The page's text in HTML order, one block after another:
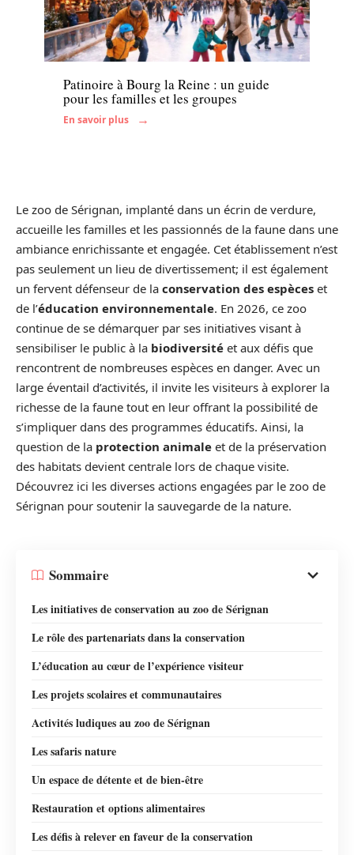
Famille
Patinoire à Bourg la Reine : un guide
pour les familles et les groupes
En savoir plus
Le zoo de Sérignan, implanté dans un écrin de verdure,
accueille les familles et les passionnés de la faune dans une
ambiance enrichissante et engagée. Cet établissement n’est
pas seulement un lieu de divertissement; il est également
un fervent défenseur de la conservation des espèces et
de l’éducation environnementale. En 2026, ce zoo
continue de se démarquer par ses initiatives visant à
sensibiliser le public à la biodiversité et aux défis que
rencontrent de nombreuses espèces en danger. Avec un
large éventail d’activités, il invite les visiteurs à explorer la
richesse de la faune tout en leur offrant la possibilité de
s’impliquer dans des programmes éducatifs. Ainsi, la
question de la protection animale et de la préservation
des habitats devient centrale lors de chaque visite.
Découvrez ici les diverses actions engagées par le zoo de
Sérignan pour soutenir la sauvegarde de la nature.
Sommaire
Les initiatives de conservation au zoo de Sérignan
Le rôle des partenariats dans la conservation
L’éducation au cœur de l’expérience visiteur
Les projets scolaires et communautaires
Activités ludiques au zoo de Sérignan
Les safaris nature
Un espace de détente et de bien-être
Restauration et options alimentaires
Les défis à relever en faveur de la conservation